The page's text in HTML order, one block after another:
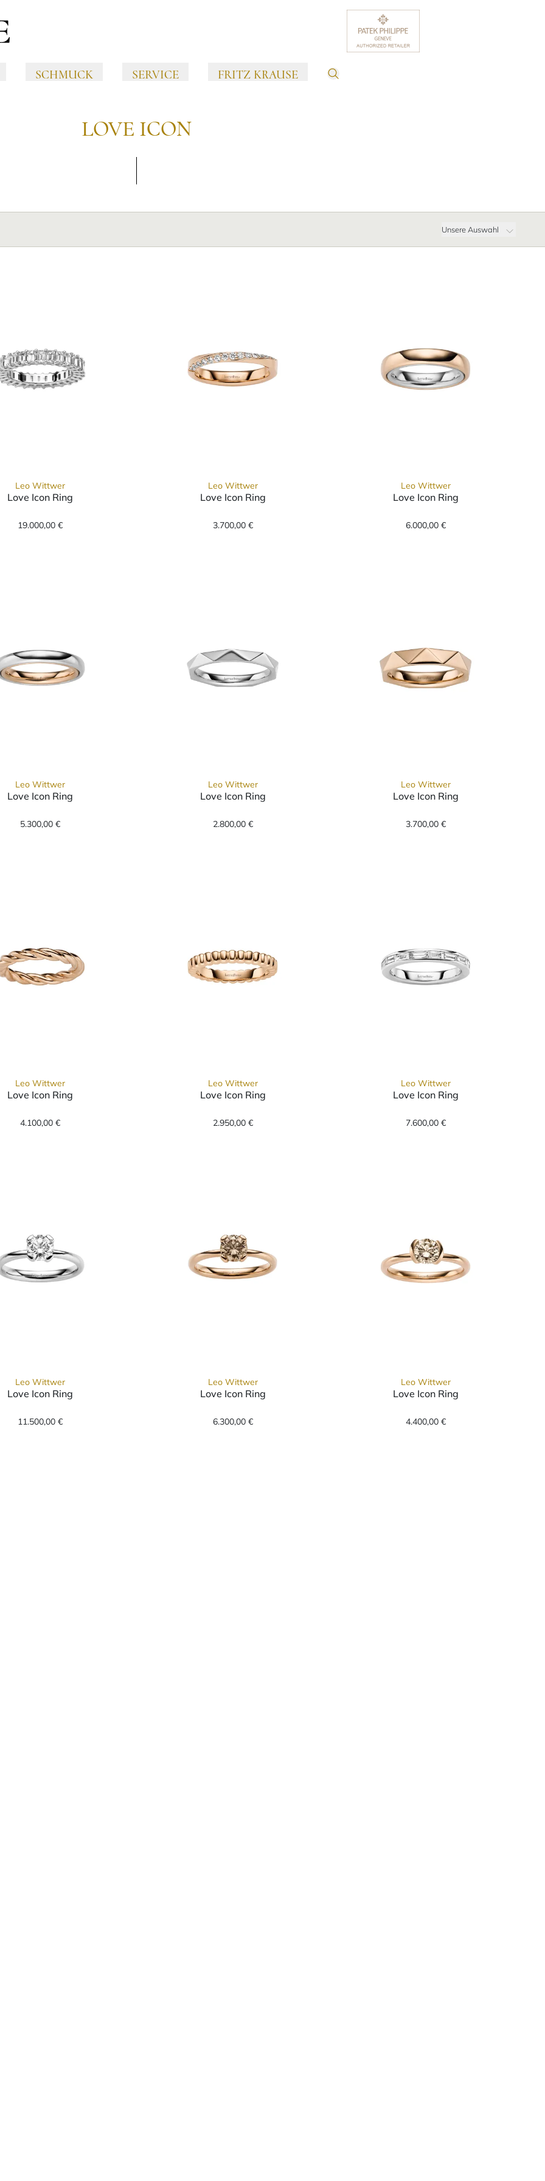
SCHMUCK SERVICE FRITZ KRAUSE
LOVE ICON
Unsere Auswahl
Leo Wittwer
Love Icon Ring
19.000,00 €
Leo Wittwer
Love Icon Ring
3.700,00 €
Leo Wittwer
Love Icon Ring
6.000,00 €
Leo Wittwer
Love Icon Ring
5.300,00 €
Leo Wittwer
Love Icon Ring
2.800,00 €
Leo Wittwer
Love Icon Ring
3.700,00 €
Leo Wittwer
Love Icon Ring
4.100,00 €
Leo Wittwer
Love Icon Ring
2.950,00 €
Leo Wittwer
Love Icon Ring
7.600,00 €
Leo Wittwer
Love Icon Ring
11.500,00 €
Leo Wittwer
Love Icon Ring
6.300,00 €
Leo Wittwer
Love Icon Ring
4.400,00 €